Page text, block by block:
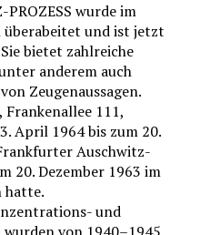
PROZESS wurde im
überabeitet und ist jetzt
bietet zahlreiche
anderem auch
Zeugenaussagen.
Frankenallee 111,
April 1964 bis zum 20.
Auschwitz-
20. Dezember 1963 im
hatte.
und